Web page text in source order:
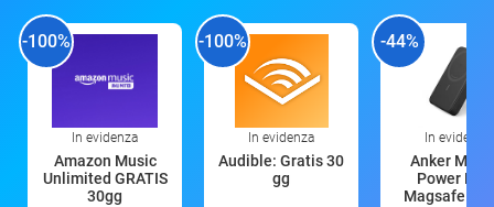
-100%
In evidenza
Amazon Music
Unlimited GRATIS
30gg
-100%
In evidenza
Audible: Gratis 30
gg
-44%
In evidenza
Anker
Power
Magsafe